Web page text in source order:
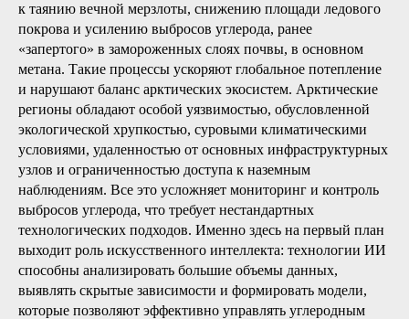
к таянию вечной мерзлоты, снижению площади ледового
покрова и усилению выбросов углерода, ранее
«запертого» в замороженных слоях почвы, в основном
метана. Такие процессы ускоряют глобальное потепление
и нарушают баланс арктических экосистем. Арктические
регионы обладают особой уязвимостью, обусловленной
экологической хрупкостью, суровыми климатическими
условиями, удаленностью от основных инфраструктурных
узлов и ограниченностью доступа к наземным
наблюдениям. Все это усложняет мониторинг и контроль
выбросов углерода, что требует нестандартных
технологических подходов. Именно здесь на первый план
выходит роль искусственного интеллекта: технологии ИИ
способны анализировать большие объемы данных,
выявлять скрытые зависимости и формировать модели,
которые позволяют эффективно управлять углеродным